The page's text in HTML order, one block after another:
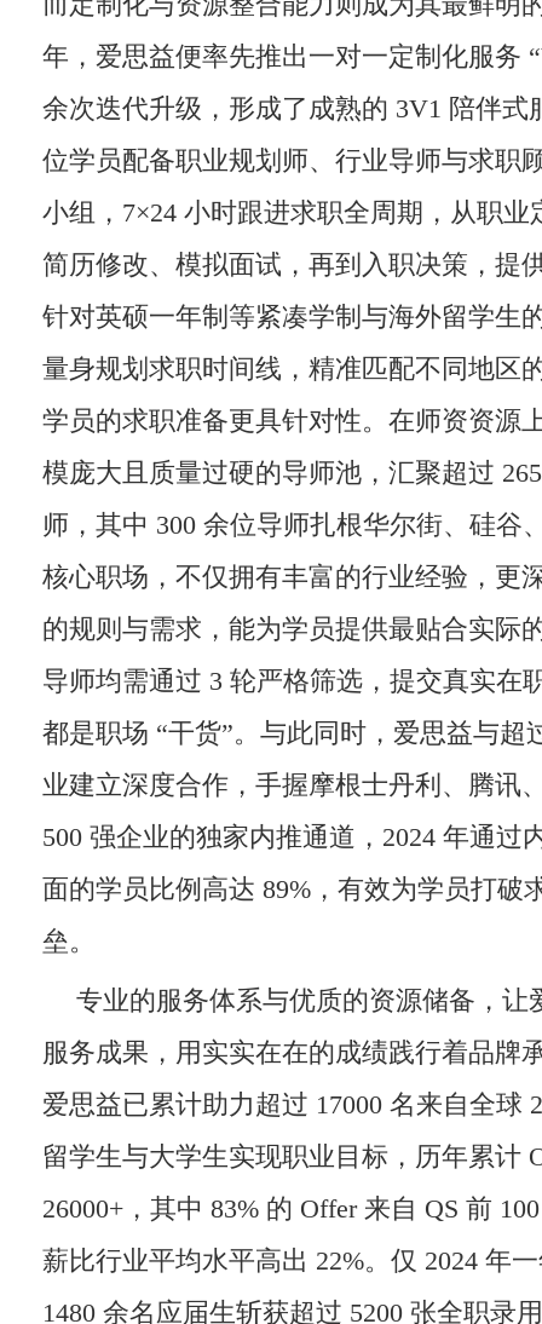
年，爱思益便率先推出一对一定制化服务
余次迭代升级，形成了成熟的 3V1 陪伴
位学员配备职业规划师、行业导师与求职
小组，7×24 小时跟进求职全周期，从职业
简历修改、模拟面试，再到入职决策，提
针对英硕一年制等紧凑学制与海外留学生
量身规划求职时间线，精准匹配不同地区
学员的求职准备更具针对性。在师资资源
模庞大且质量过硬的导师池，汇聚超过
师，其中 300 余位导师扎根华尔街、硅谷
核心职场，不仅拥有丰富的行业经验，更
的规则与需求，能为学员提供最贴合实际
导师均需通过 3 轮严格筛选，提交真实在
都是职场 “干货”。与此同时，爱思益与超
业建立深度合作，手握摩根士丹利、腾讯
500 强企业的独家内推通道，2024 年通过
面的学员比例高达 89%，有效为学员打破
垒。
专业的服务体系与优质的资源储备，让
服务成果，用实实在在的成绩践行着品牌
爱思益已累计助力超过 17000 名来自全球
留学生与大学生实现职业目标，历年累计
26000+，其中 83% 的 Offer 来自 QS 前
薪比行业平均水平高出 22%。仅 2024 年
1480 余名应届生斩获超过 5200 张全职录